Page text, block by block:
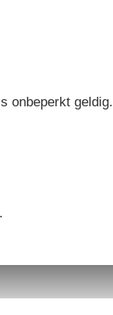
onbeperkt geldig.